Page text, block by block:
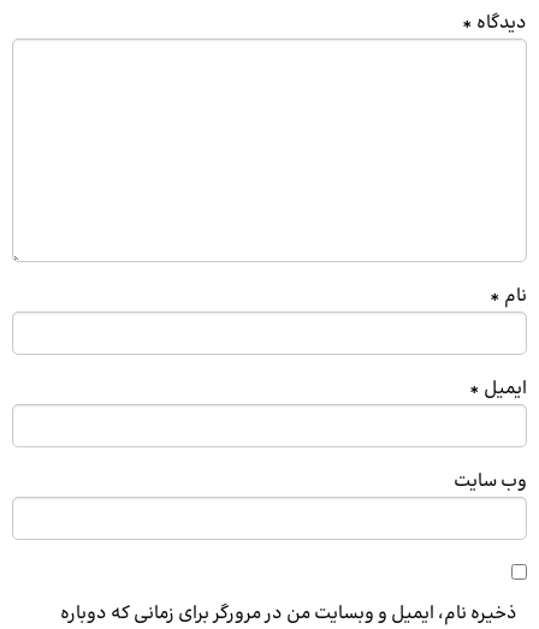
دیدگاه *
نام *
ایمیل *
وب‌ سایت
ذخیره نام، ایمیل و وبسایت من در مرورگر برای زمانی که دوباره